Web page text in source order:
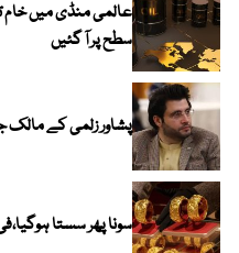
عالمی منڈی میں خام
سطح پر آ گئیں
پشاور زلمی کے مالک
سونا پھر سستا